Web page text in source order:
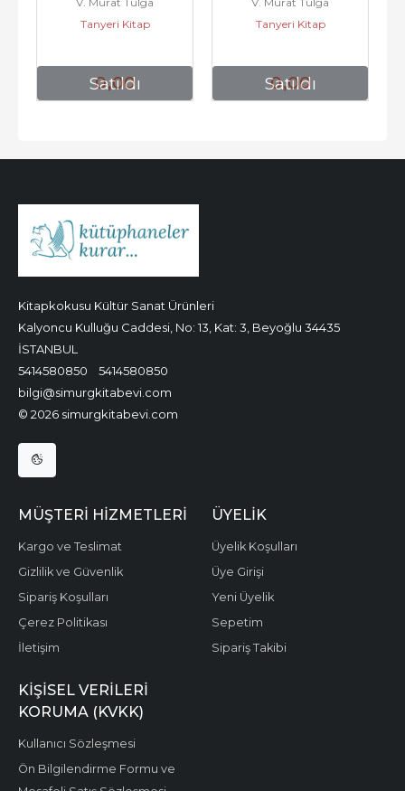
Satıldı
Tanyeri Kitap
0,00 Satıldı
Mağduriyet Hikayesi -
Tanyeri Kitap
0,00
Kitapkokusu Kültür Sanat Ürünleri
Kalyoncu Kulluğu Caddesi, No: 13, Kat: 3, Beyoğlu 34435
İSTANBUL
5414580850
5414580850
bilgi@simurgkitabevi.com
© 2026 simurgkitabevi.com
MÜŞTERI HIZMETLERI
Kargo ve Teslimat
Gizlilik ve Güvenlik
Sipariş Koşulları
Çerez Politikası
İletişim
ÜYELIK
Üyelik Koşulları
Üye Girişi
Yeni Üyelik
Sepetim
Sipariş Takibi
KIŞISEL VERILERI
KORUMA (KVKK)
Kullanıcı Sözleşmesi
Ön Bilgilendirme Formu ve